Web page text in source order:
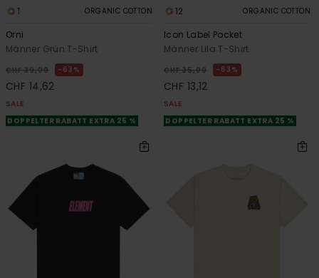
1 ORGANIC COTTON
Orni
Männer Grün T-Shirt
CHF 39,00 63%
CHF 14,62
SALE
DOPPELTER RABATT EXTRA 25 %
12 ORGANIC COTTON
Icon Label Pocket
Männer Lila T-Shirt
CHF 35,00 63%
CHF 13,12
SALE
DOPPELTER RABATT EXTRA 25 %